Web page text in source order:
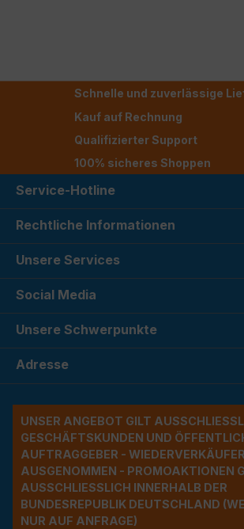
Schnelle und zuverlässige
Kauf auf Rechnung
Qualifizierter Support
100% sicheres Shoppen
Service-Hotline
Rechtliche Informationen
Unsere Services
Social Media
Unsere Schwerpunkte
Adresse
UNSER ANGEBOT GILT
ESCHÄFTSKUNDEN UND
UFTRAGGEBER - WIEDERVERKÄUFER
USGENOMMEN - PROMOAKTIONEN
USSCHLIESSLICH INNERHALB DER BU
NDESREPUBLIK DEUTSCHLAND
R AUF ANFRAGE)